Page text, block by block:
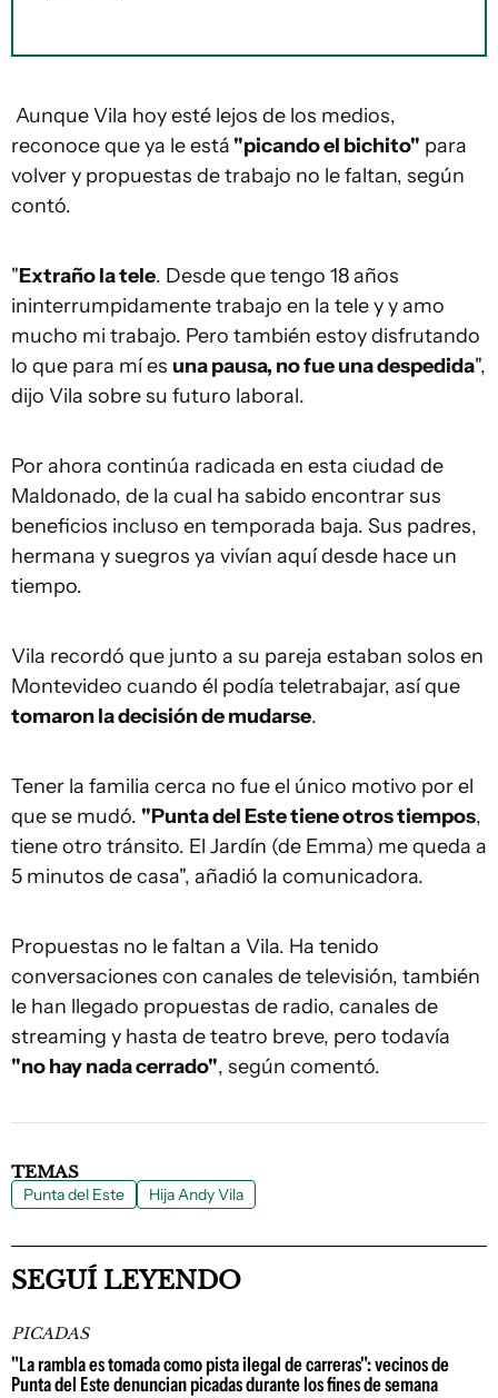
Aunque Vila hoy esté lejos de los medios,
reconoce que ya le está "picando el bichito" para
volver y propuestas de trabajo no le faltan, según
contó.
"Extraño la tele. Desde que tengo 18 años
ininterrumpidamente trabajo en la tele y y amo
mucho mi trabajo. Pero también estoy disfrutando
lo que para mí es una pausa, no fue una despedida",
dijo Vila sobre su futuro laboral.
Por ahora continúa radicada en esta ciudad de
Maldonado, de la cual ha sabido encontrar sus
beneficios incluso en temporada baja. Sus padres,
hermana y suegros ya vivían aquí desde hace un
tiempo.
Vila recordó que junto a su pareja estaban solos en
Montevideo cuando él podía teletrabajar, así que
tomaron la decisión de mudarse.
Tener la familia cerca no fue el único motivo por el
que se mudó. "Punta del Este tiene otros tiempos,
tiene otro tránsito. El Jardín (de Emma) me queda a
5 minutos de casa", añadió la comunicadora.
Propuestas no le faltan a Vila. Ha tenido
conversaciones con canales de televisión, también
le han llegado propuestas de radio, canales de
streaming y hasta de teatro breve, pero todavía
"no hay nada cerrado", según comentó.
TEMAS
Punta del Este Hija Andy Vila
SEGUÍ LEYENDO
PICADAS
"La rambla es tomada como pista ilegal de carreras": vecinos de
Punta del Este denuncian picadas durante los fines de semana